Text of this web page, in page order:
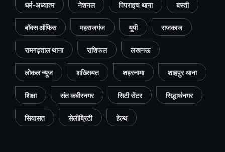
धर्म-अध्यात्म नेशनल पिपराइच थाना बस्ती
बॉक्स ऑफिस महराजगंज यूपी राजकाज
रामगढ़ताल थाना राशिफल लखनऊ
लोकल न्यूज शख्सियत शहरनामा शाहपुर थाना
शिक्षा संत कबीरनगर सिटी सेंटर सिद्धार्थनगर
सियासत सेलीब्रिटी हेल्थ